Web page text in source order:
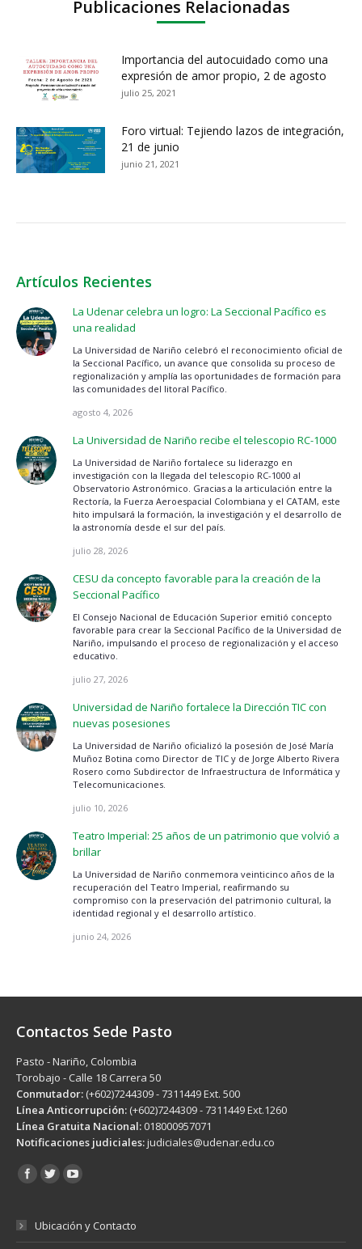
Publicaciones Relacionadas
Importancia del autocuidado como una
expresión de amor propio, 2 de agosto
julio 25, 2021
Foro virtual: Tejiendo lazos de integración,
21 de junio
junio 21, 2021
Artículos Recientes
La Udenar celebra un logro: La Seccional Pacífico es
una realidad
La Universidad de Nariño celebró el reconocimiento oficial de
la Seccional Pacífico, un avance que consolida su proceso de
regionalización y amplía las oportunidades de formación para
las comunidades del litoral Pacífico.
agosto 4, 2026
La Universidad de Nariño recibe el telescopio RC-1000
La Universidad de Nariño fortalece su liderazgo en
investigación con la llegada del telescopio RC-1000 al
Observatorio Astronómico. Gracias a la articulación entre la
Rectoría, la Fuerza Aeroespacial Colombiana y el CATAM, este
hito impulsará la formación, la investigación y el desarrollo de
la astronomía desde el sur del país.
julio 28, 2026
CESU da concepto favorable para la creación de la
Seccional Pacífico
El Consejo Nacional de Educación Superior emitió concepto
favorable para crear la Seccional Pacífico de la Universidad de
Nariño, impulsando el proceso de regionalización y el acceso
educativo.
julio 27, 2026
Universidad de Nariño fortalece la Dirección TIC con
nuevas posesiones
La Universidad de Nariño oficializó la posesión de José María
Muñoz Botina como Director de TIC y de Jorge Alberto Rivera
Rosero como Subdirector de Infraestructura de Informática y
Telecomunicaciones.
julio 10, 2026
Teatro Imperial: 25 años de un patrimonio que volvió a
brillar
La Universidad de Nariño conmemora veinticinco años de la
recuperación del Teatro Imperial, reafirmando su
compromiso con la preservación del patrimonio cultural, la
identidad regional y el desarrollo artístico.
junio 24, 2026
Contactos Sede Pasto
Pasto - Nariño, Colombia
Torobajo - Calle 18 Carrera 50
Conmutador: (+602)7244309 - 7311449 Ext. 500
Línea Anticorrupción: (+602)7244309 - 7311449 Ext.1260
Línea Gratuita Nacional: 018000957071
Notificaciones judiciales:judiciales@udenar.edu.co
Encuéntranos en:
Ubicación y Contacto